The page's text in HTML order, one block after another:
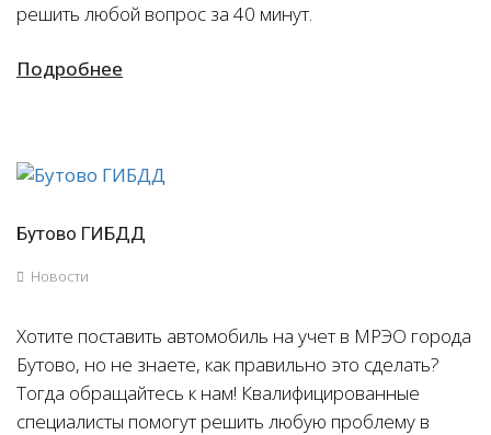
решить любой вопрос за 40 минут.
Подробнее
Бутово ГИБДД
Новости
Хотите поставить автомобиль на учет в МРЭО города
Бутово, но не знаете, как правильно это сделать?
Тогда обращайтесь к нам! Квалифицированные
специалисты помогут решить любую проблему в